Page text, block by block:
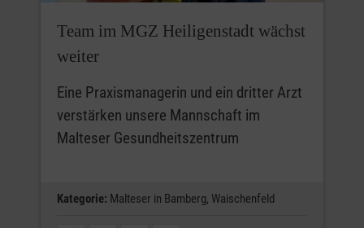
Team im MGZ Heiligenstadt wächst
weiter
Eine Praxismanagerin und ein dritter Arzt
verstärken unsere Mannschaft im
Malteser Gesundheitszentrum
Kategorie: Malteser in Bamberg, Waischenfeld